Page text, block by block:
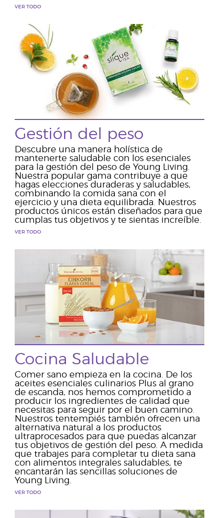
VER TODO
Gestión del peso
Descubre una manera holística de
mantenerte saludable con los esenciales
para la gestión del peso de Young Living.
Nuestra popular gama contribuye a que
hagas elecciones duraderas y saludables,
combinando la comida sana con el
ejercicio y una dieta equilibrada. Nuestros
productos únicos están diseñados para que
cumplas tus objetivos y te sientas increíble.
VER TODO
Cocina Saludable
Comer sano empieza en la cocina. De los
aceites esenciales culinarios Plus al grano
de escanda, nos hemos comprometido a
producir los ingredientes de calidad que
necesitas para seguir por el buen camino.
Nuestros tentempiés también ofrecen una
alternativa natural a los productos
ultraprocesados para que puedas alcanzar
tus objetivos de gestión del peso. A medida
que trabajes para completar tu dieta sana
con alimentos integrales saludables, te
encantarán las sencillas soluciones de
Young Living.
VER TODO